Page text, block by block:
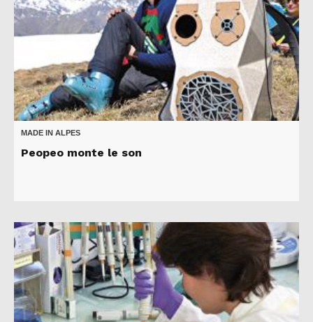
MADE IN ALPES
Peopeo monte le son